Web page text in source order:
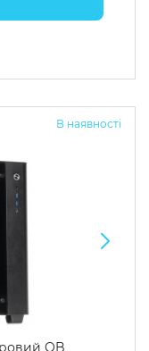
В наявності
QB